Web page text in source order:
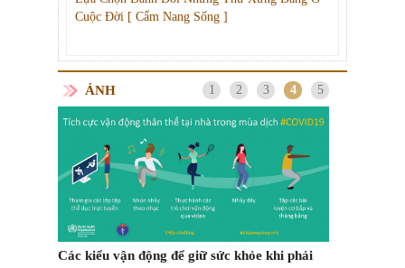
Cuộc Đời [ Cẩm Nang Sống ]
ẢNH
Các kiểu vận động để giữ sức khỏe khi phải
1 2 3 4 5